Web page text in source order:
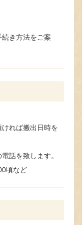
き方法をご案
れば搬出日時を
話を致します。
頃など